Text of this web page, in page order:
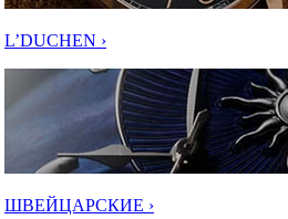
L’DUCHEN ›
ШВЕЙЦАРСКИЕ ›